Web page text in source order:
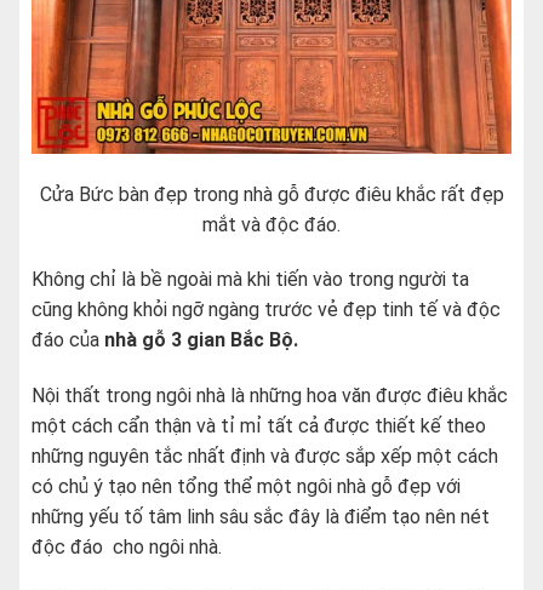
Cửa Bức bàn đẹp trong nhà gỗ được điêu khắc rất đẹp
mắt và độc đáo.
Không chỉ là bề ngoài mà khi tiến vào trong người ta
cũng không khỏi ngỡ ngàng trước vẻ đẹp tinh tế và độc
đáo của nhà gỗ 3 gian Bắc Bộ.
Nội thất trong ngôi nhà là những hoa văn được điêu khắc
một cách cẩn thận và tỉ mỉ tất cả được thiết kế theo
những nguyên tắc nhất định và được sắp xếp một cách
có chủ ý tạo nên tổng thể một ngôi nhà gỗ đẹp với
những yếu tố tâm linh sâu sắc đây là điểm tạo nên nét
độc đáo cho ngôi nhà.